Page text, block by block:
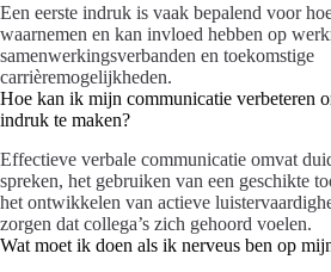
Een eerste indruk is vaak bepalend voor
waarnemen en kan invloed hebben op
samenwerkingsverbanden en toekomstige
carrièremogelijkheden.
Hoe kan ik mijn communicatie verbeteren
indruk te maken?
Effectieve verbale communicatie omvat
spreken, het gebruiken van een geschikte
het ontwikkelen van actieve
zorgen dat collega’s zich gehoord voelen.
Wat moet ik doen als ik nerveus ben op